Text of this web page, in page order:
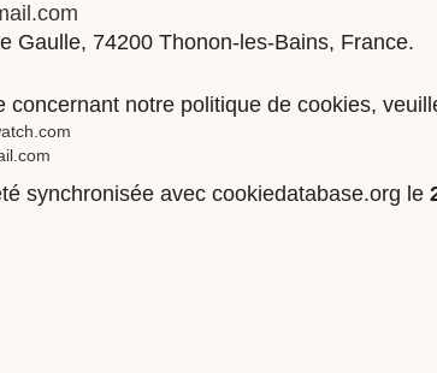
Gaulle, 74200 Thonon-les-Bains, France.
concernant notre politique de cookies,
synchronisée avec cookiedatabase.org le